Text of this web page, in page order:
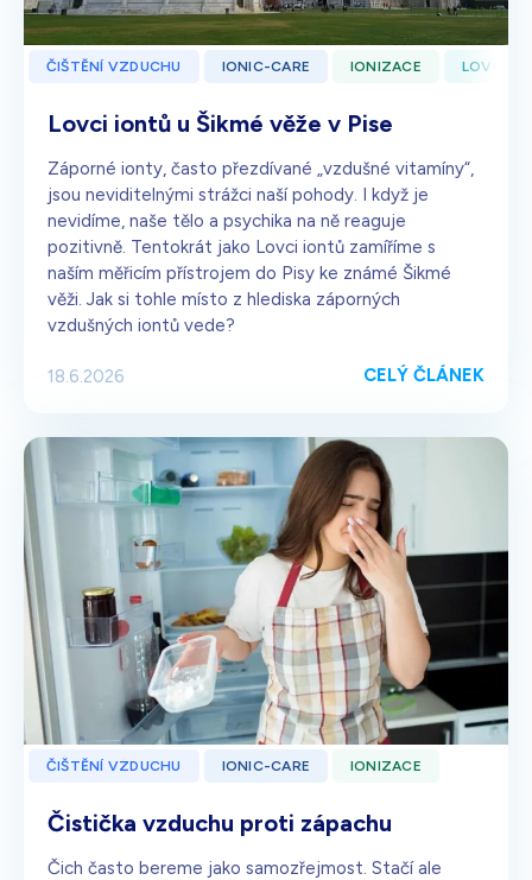
ČIŠTĚNÍ VZDUCHU IONIC-CARE IONIZACE LOVCI
Lovci iontů u Šikmé věže v Pise
Záporné ionty, často přezdívané „vzdušné vitamíny“,
jsou neviditelnými strážci naší pohody. I když je
nevidíme, naše tělo a psychika na ně reaguje
pozitivně. Tentokrát jako Lovci iontů zamíříme s
naším měřicím přístrojem do Pisy ke známé Šikmé
věži. Jak si tohle místo z hlediska záporných
vzdušných iontů vede?
18.6.2026 CELÝ ČLÁNEK
ČIŠTĚNÍ VZDUCHU IONIC-CARE IONIZACE
Čistička vzduchu proti zápachu
Čich často bereme jako samozřejmost. Stačí ale